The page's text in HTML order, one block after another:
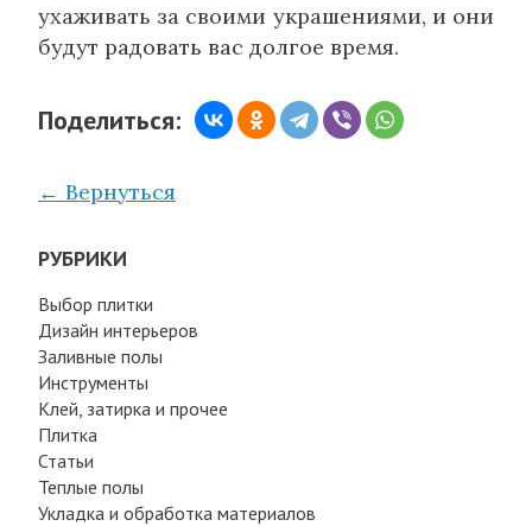
ухаживать за своими украшениями, и они
будут радовать вас долгое время.
Поделиться:
← Вернуться
РУБРИКИ
Выбор плитки
Дизайн интерьеров
Заливные полы
Инструменты
Клей, затирка и прочее
Плитка
Статьи
Теплые полы
Укладка и обработка материалов